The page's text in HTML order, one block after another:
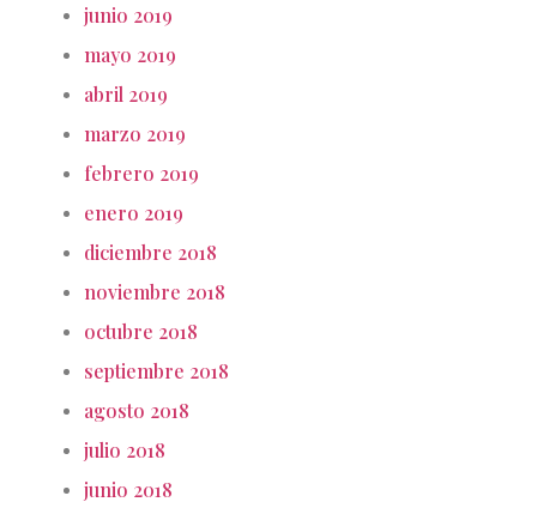
junio 2019
mayo 2019
abril 2019
marzo 2019
febrero 2019
enero 2019
diciembre 2018
noviembre 2018
octubre 2018
septiembre 2018
agosto 2018
julio 2018
junio 2018